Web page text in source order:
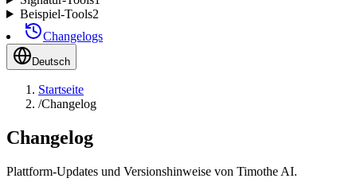
Beispiel-Tools2
Changelogs
Deutsch
Startseite
/Changelog
Changelog
Plattform-Updates und Versionshinweise von Timothe AI.